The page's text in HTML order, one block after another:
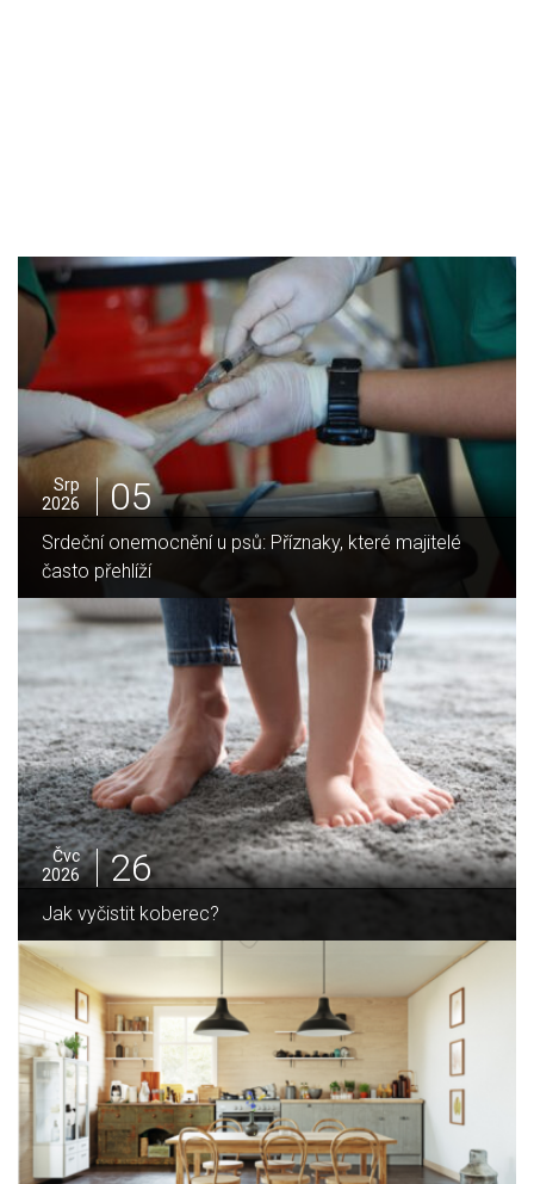
Srp
2026
05
Jak vybrat ideální krbovou vložku? Průvodce pro Váš
domov
Čvc
2026
25
Jak sušit pomeranče a citrusy jednoduše